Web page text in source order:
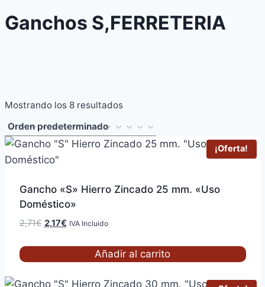
Ganchos S,FERRETERIA
Mostrando los 8 resultados
¡Oferta!
Gancho «S» Hierro Zincado 25 mm. «Uso
Doméstico»
2,71€ El
original
era:
2,17€El
actual
es:
IVA Incluido
Añadir al carrito